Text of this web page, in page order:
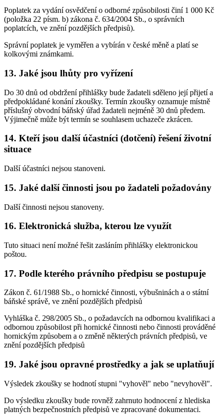
Poplatek za vydání osvědčení o odborné způsobilosti činí 1 000 Kč
(položka 22 písm. b) zákona č. 634/2004 Sb., o správních
poplatcích, ve znění pozdějších předpisů).
Správní poplatek je vyměřen a vybírán v české měně a platí se
kolkovými známkami.
13. Jaké jsou lhůty pro vyřízení
Do 30 dnů od obdržení přihlášky bude žadateli sděleno její přijetí a
předpokládané konání zkoušky. Termín zkoušky oznamuje místně
příslušný obvodní báňský úřad žadateli nejméně 30 dnů předem.
Výjimečně může být termín se souhlasem uchazeče zkrácen.
14. Kteří jsou další účastníci (dotčení) řešení životní
situace
Další účastníci nejsou stanoveni.
15. Jaké další činnosti jsou po žadateli požadovány
Další činnosti nejsou stanoveny.
16. Elektronická služba, kterou lze využít
Tuto situaci není možné řešit zasláním přihlášky elektronickou
poštou.
17. Podle kterého právního předpisu se postupuje
Zákon č. 61/1988 Sb., o hornické činnosti, výbušninách a o státní
báňské správě, ve znění pozdějších předpisů
Vyhláška č. 298/2005 Sb., o požadavcích na odbornou kvalifikaci a
odbornou způsobilost při hornické činnosti nebo činnosti prováděné
hornickým způsobem a o změně některých právních předpisů, ve
znění pozdějších předpisů
19. Jaké jsou opravné prostředky a jak se uplatňují
Výsledek zkoušky se hodnotí stupni "vyhověl" nebo "nevyhověl".
Do výsledku zkoušky bude rovněž zahrnuto hodnocení z hlediska
platných bezpečnostních předpisů ve zpracované dokumentaci.